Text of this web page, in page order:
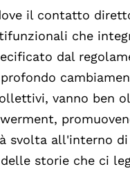
il contatto
che
dal
vanno ben
svolta all'interno
storie che ci